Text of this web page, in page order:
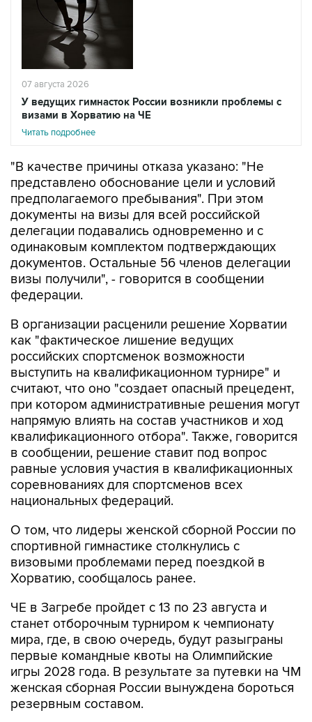
07 августа 2026
У ведущих гимнасток России возникли проблемы с
визами в Хорватию на ЧЕ
Читать подробнее
"В качестве причины отказа указано: "Не
представлено обоснование цели и условий
предполагаемого пребывания". При этом
документы на визы для всей российской
делегации подавались одновременно и с
одинаковым комплектом подтверждающих
документов. Остальные 56 членов делегации
визы получили", - говорится в сообщении
федерации.
В организации расценили решение Хорватии
как "фактическое лишение ведущих
российских спортсменок возможности
выступить на квалификационном турнире" и
считают, что оно "создает опасный прецедент,
при котором административные решения могут
напрямую влиять на состав участников и ход
квалификационного отбора". Также, говорится
в сообщении, решение ставит под вопрос
равные условия участия в квалификационных
соревнованиях для спортсменов всех
национальных федераций.
О том, что лидеры женской сборной России по
спортивной гимнастике столкнулись с
визовыми проблемами перед поездкой в
Хорватию, сообщалось ранее.
ЧЕ в Загребе пройдет с 13 по 23 августа и
станет отборочным турниром к чемпионату
мира, где, в свою очередь, будут разыграны
первые командные квоты на Олимпийские
игры 2028 года. В результате за путевки на ЧМ
женская сборная России вынуждена бороться
резервным составом.